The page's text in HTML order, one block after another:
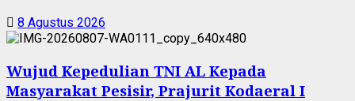
8 Agustus 2026
Wujud Kepedulian TNI AL Kepada
Masyarakat Pesisir, Prajurit Kodaeral I